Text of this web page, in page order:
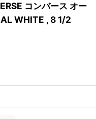
コンバース オー
WHITE , 8 1/2